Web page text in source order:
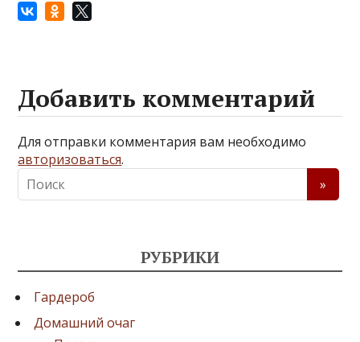
Добавить комментарий
Для отправки комментария вам необходимо
авторизоваться.
РУБРИКИ
Гардероб
Домашний очаг